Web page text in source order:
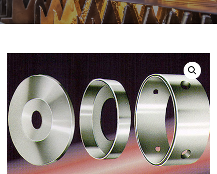
อีเมล * :
สินค้าที่สนใจ :
หมวดสินค้าที่สนใจ :
รายละเอียดเพิ่มเติม :